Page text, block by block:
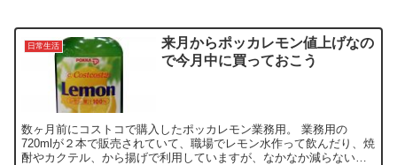
日常生活
来月からポッカレモン値上げなの
で今月中に買っておこう
数ヶ月前にコストコで購入したポッカレモン業務用。 業務用の
720mlが２本で販売されていて、職場でレモン水作って飲んだり、焼
酎やカクテル、から揚げで利用していますが、なかなか減らないん